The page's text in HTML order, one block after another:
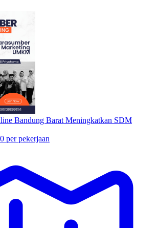
Bandung Barat Meningkatkan SDM
per pekerjaan